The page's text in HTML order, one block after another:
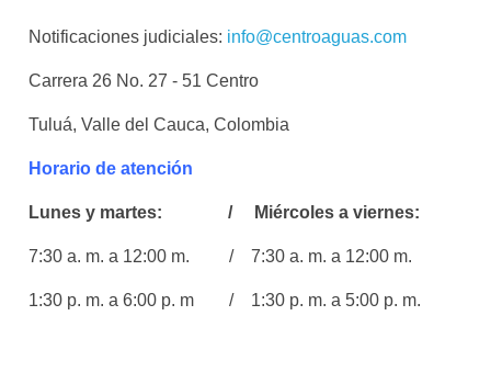
Notificaciones judiciales: info@centroaguas.com
Carrera 26 No. 27 - 51 Centro
Tuluá, Valle del Cauca, Colombia
Horario de atención
Lunes y martes: / Miércoles a viernes:
7:30 a. m. a 12:00 m. / 7:30 a. m. a 12:00 m.
1:30 p. m. a 6:00 p. m / 1:30 p. m. a 5:00 p. m.